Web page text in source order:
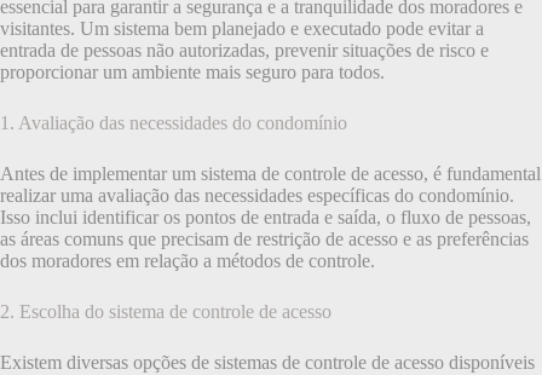
essencial para garantir a segurança e a tranquilidade dos moradores e
visitantes. Um sistema bem planejado e executado pode evitar a
entrada de pessoas não autorizadas, prevenir situações de risco e
proporcionar um ambiente mais seguro para todos.
1. Avaliação das necessidades do condomínio
Antes de implementar um sistema de controle de acesso, é fundamental
realizar uma avaliação das necessidades específicas do condomínio.
Isso inclui identificar os pontos de entrada e saída, o fluxo de pessoas,
as áreas comuns que precisam de restrição de acesso e as preferências
dos moradores em relação a métodos de controle.
2. Escolha do sistema de controle de acesso
Existem diversas opções de sistemas de controle de acesso disponíveis